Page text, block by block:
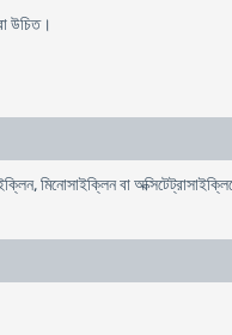
উচিত।
মিনোসাইক্লিন বা